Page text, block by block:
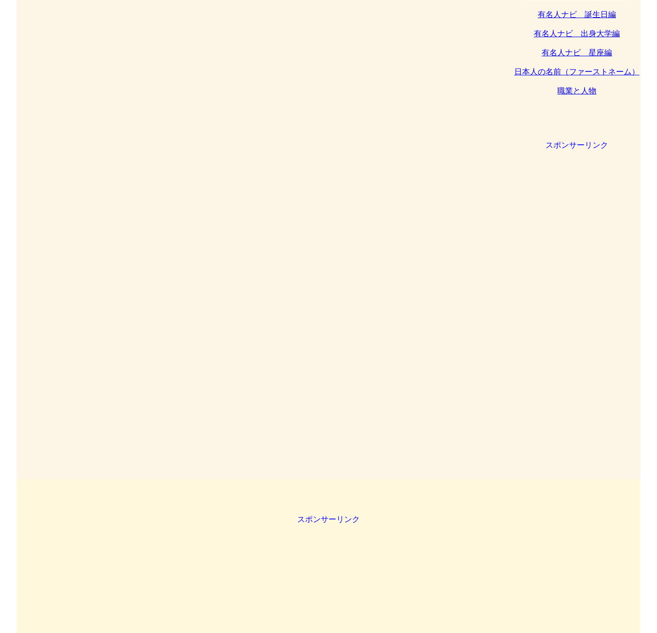
有名人ナビ 誕生日編
有名人ナビ 出身大学編
有名人ナビ 星座編
日本人の名前（ファーストネーム）
職業と人物
スポンサーリンク
スポンサーリンク